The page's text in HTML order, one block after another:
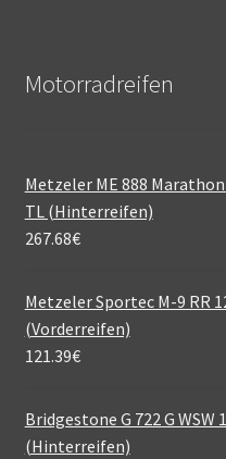
Motorradreifen
Metzeler ME 888
TL (Hinterreifen)
267.68€
Metzeler Sportec M-9 RR
(Vorderreifen)
121.39€
Bridgestone G 722 G WSW
(Hinterreifen)